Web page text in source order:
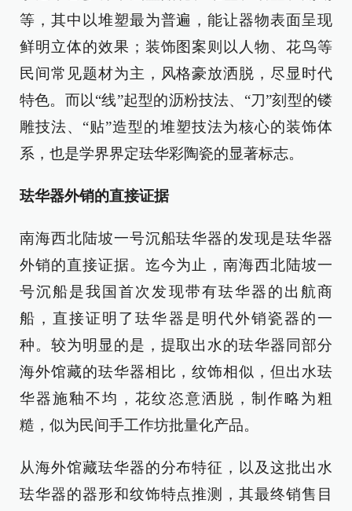
等，其中以堆塑最为普遍，能让器物表面呈现
鲜明立体的效果；装饰图案则以人物、花鸟等
民间常见题材为主，风格豪放洒脱，尽显时代
特色。而以“线”起型的沥粉技法、“刀”刻型的镂
雕技法、“贴”造型的堆塑技法为核心的装饰体
系，也是学界界定珐华彩陶瓷的显著标志。
珐华器外销的直接证据
南海西北陆坡一号沉船珐华器的发现是珐华器
外销的直接证据。迄今为止，南海西北陆坡一
号沉船是我国首次发现带有珐华器的出航商
船，直接证明了珐华器是明代外销瓷器的一
种。较为明显的是，提取出水的珐华器同部分
海外馆藏的珐华器相比，纹饰相似，但出水珐
华器施釉不均，花纹恣意洒脱，制作略为粗
糙，似为民间手工作坊批量化产品。
从海外馆藏珐华器的分布特征，以及这批出水
珐华器的器形和纹饰特点推测，其最终销售目